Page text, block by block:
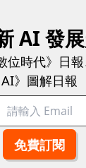
AI 發展
位時代》日
AI》圖解日報